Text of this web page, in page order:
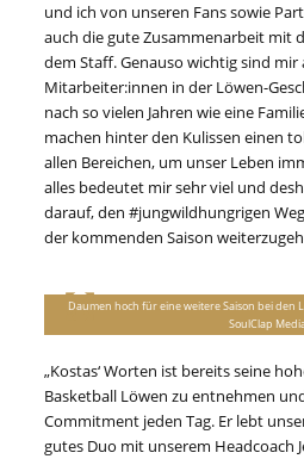
und ich von unseren Fans sowie
auch die gute Zusammenarbeit mit
dem Staff. Genauso wichtig sind mir
Mitarbeiter:innen in der Löwen-
nach so vielen Jahren wie eine
machen hinter den Kulissen einen
allen Bereichen, um unser Leben
alles bedeutet mir sehr viel und
darauf, den #jungwildhungrigen
der kommenden Saison
Daumen hoch für eine weitere Saison bei den
SoulClap
„Kostas‘ Worten ist bereits seine
Basketball Löwen zu entnehmen
Commitment jeden Tag. Er lebt
gutes Duo mit unserem Headcoach